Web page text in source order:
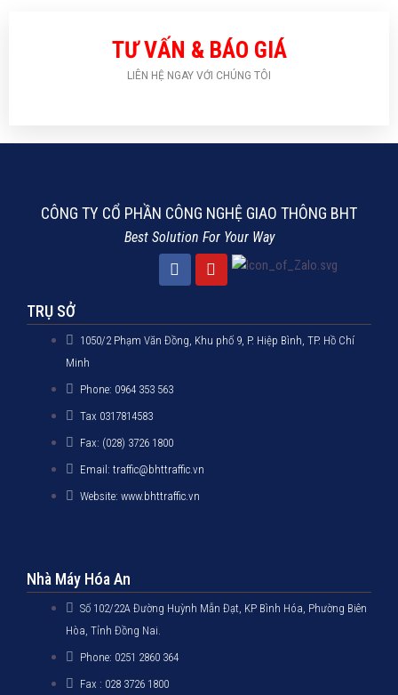
TƯ VẤN & BÁO GIÁ
LIÊN HỆ NGAY VỚI CHÚNG TÔI
CÔNG TY CỔ PHẦN CÔNG NGHỆ GIAO THÔNG BHT
Best Solution For Your Way
TRỤ SỞ
1050/2 Phạm Văn Đồng, Khu phố 9, P. Hiệp Bình, TP. Hồ Chí
Minh
Phone: 0964 353 563
Tax 0317814583
Fax: (028) 3726 1800
Email: traffic@bhttraffic.vn
Website: www.bhttraffic.vn
Nhà Máy Hóa An
Số 102/22A Đường Huỳnh Mẫn Đạt, KP Bình Hóa, Phường Biên
Hòa, Tỉnh Đồng Nai.
Phone: 0251 2860 364
Fax : 028 3726 1800